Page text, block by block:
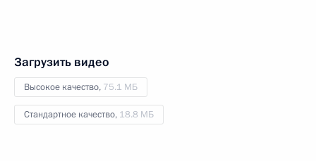
Загрузить видео
Высокое качество, 75.1 МБ
Стандартное качество, 18.8 МБ